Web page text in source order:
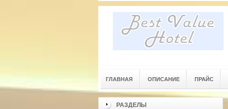
ГЛАВНАЯ ОПИСАНИЕ ПРАЙС
РАЗДЕЛЫ